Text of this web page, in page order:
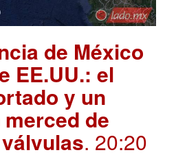
de México
EE.UU.: el
y un
de
. 20:20